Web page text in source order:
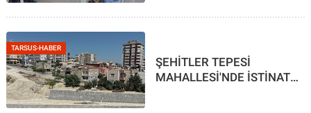
TARSUS-HABER
ŞEHİTLER TEPESİ
MAHALLESİ'NDE İSTİNAT